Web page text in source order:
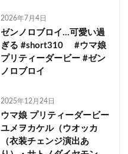
2026年7月4日
ゼンノロブロイ…可愛い過
ぎる #short310 #ウマ娘
プリティーダービー #ゼン
ノロブロイ
2025年12月24日
ウマ娘 プリティーダービー
ユメヲカケル（ウオッカ
（衣装チェンジ演出あ